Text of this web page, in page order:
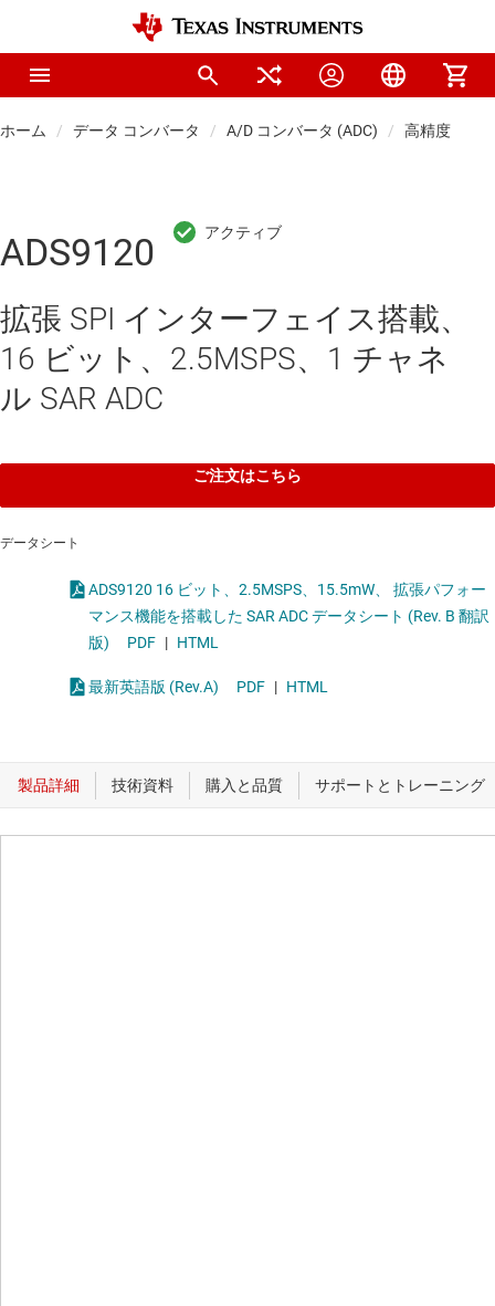
ホーム データ コンバータ A/D コンバータ (ADC) 高精度 ADC
ADS9120
拡張 SPI インターフェイス搭載、
16 ビット、2.5MSPS、1 チャネ
ル SAR ADC
ご注文はこちら
データシート
ADS9120 16 ビット、2.5MSPS、15.5mW、 拡張パフォー
マンス機能を搭載した SAR ADC データシート (Rev. B 翻訳
版)
PDF | HTML
最新英語版 (Rev.A) PDF | HTML